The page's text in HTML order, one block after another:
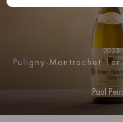
2023
Puligny-Montrachet
Paul